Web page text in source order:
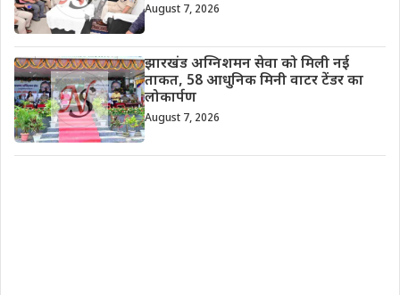
August 7, 2026
झारखंड अग्निशमन सेवा को मिली नई
ताकत, 58 आधुनिक मिनी वाटर टेंडर का
लोकार्पण
August 7, 2026